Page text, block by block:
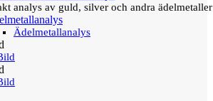
analys av guld, silver och andra
Ädelmetallanalys